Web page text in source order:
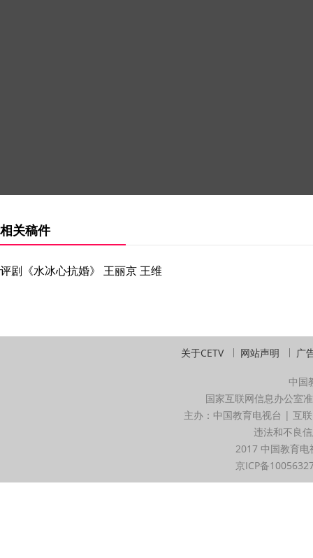
相关稿件
评剧《水冰心抗婚》 王丽京 王维
关于CETV 网站声明 广
中国
国家互联网信息办公室
主办：中国教育电视台 | 互
违法和不良
2017 中国教育
京ICP备